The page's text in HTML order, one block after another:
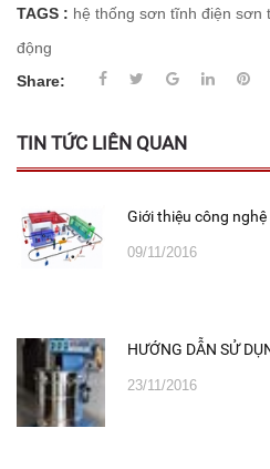
TAGS : hệ thống sơn tĩnh điện sơn
động
Share:
TIN TỨC LIÊN QUAN
Giới thiệu công
09/11/2016
HƯỚNG DẪN SỬ
23/11/2016